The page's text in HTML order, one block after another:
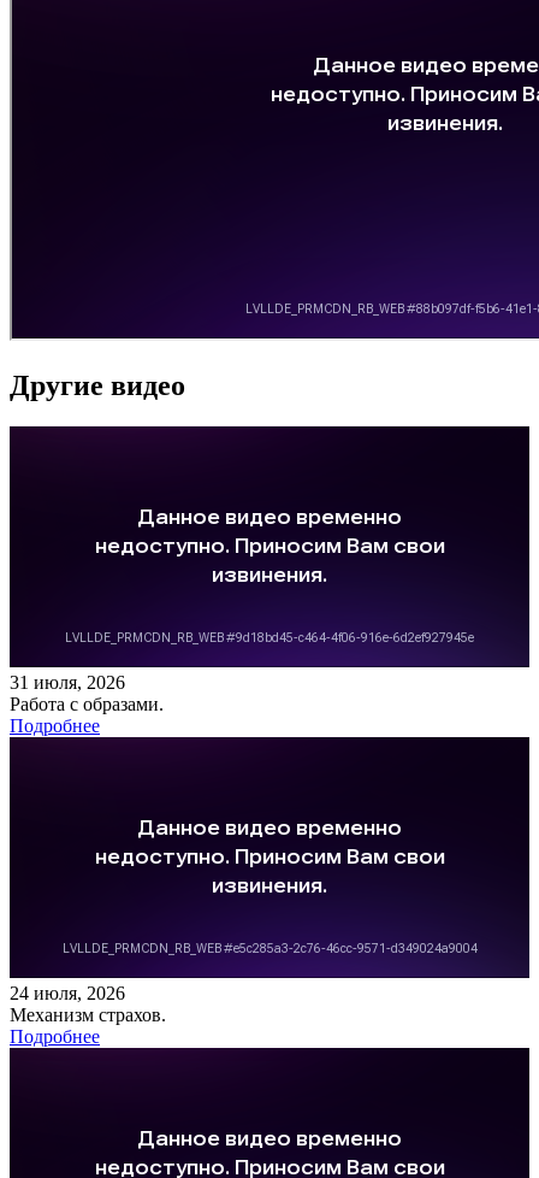
Другие видео
31 июля, 2026
Работа с образами.
Подробнее
24 июля, 2026
Механизм страхов.
Подробнее